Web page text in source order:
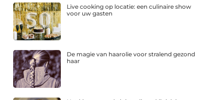
Live cooking op locatie: een culinaire show
voor uw gasten
De magie van haarolie voor stralend gezond
haar